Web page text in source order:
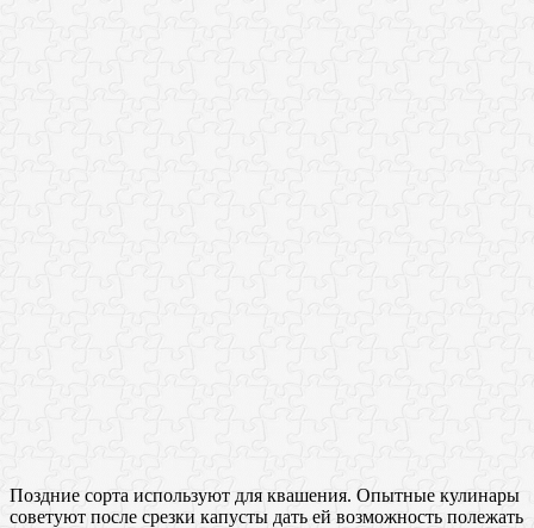
Поздние сорта используют для квашения. Опытные кулинары
советуют после срезки капусты дать ей возможность полежать